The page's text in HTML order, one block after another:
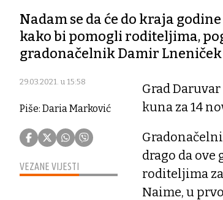
Nadam se da će do kraja
kako bi pomogli roditeljima,
gradonačelnik Damir Lneniček
29.03.2021. u 15:58
Piše: Daria Marković
VEZANE VIJESTI
Grad
kuna za 14
drago da ove
roditeljima
Naime, u